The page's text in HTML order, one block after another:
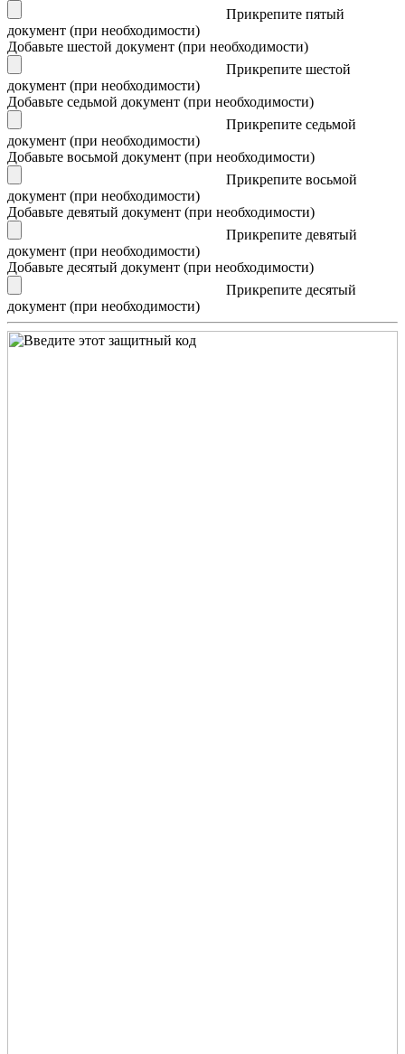
Прикрепите пятый
документ (при необходимости)
Добавьте шестой документ (при необходимости)
Прикрепите шестой
документ (при необходимости)
Добавьте седьмой документ (при необходимости)
Прикрепите седьмой
документ (при необходимости)
Добавьте восьмой документ (при необходимости)
Прикрепите восьмой
документ (при необходимости)
Добавьте девятый документ (при необходимости)
Прикрепите девятый
документ (при необходимости)
Добавьте десятый документ (при необходимости)
Прикрепите десятый
документ (при необходимости)